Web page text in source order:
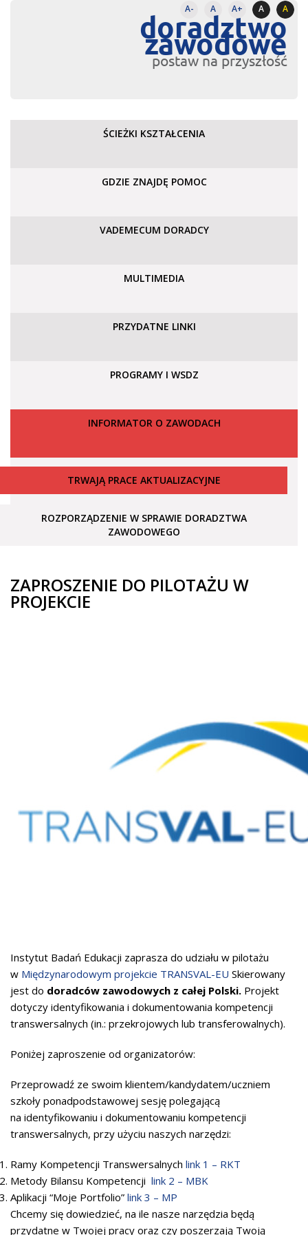
A- A A+ A A
doradztwo
zawodowe
postaw na przyszłość
ŚCIEŻKI KSZTAŁCENIA
GDZIE ZNAJDĘ POMOC
VADEMECUM DORADCY
MULTIMEDIA
PRZYDATNE LINKI
PROGRAMY I WSDZ
INFORMATOR O ZAWODACH
TRWAJĄ PRACE AKTUALIZACYJNE
ROZPORZĄDZENIE W SPRAWIE DORADZTWA
ZAWODOWEGO
ZAPROSZENIE DO PILOTAŻU W
PROJEKCIE
Instytut Badań Edukacji zaprasza do udziału w pilotażu
w Międzynarodowym projekcie TRANSVAL-EU Skierowany
jest do doradców zawodowych z całej Polski. Projekt
dotyczy identyfikowania i dokumentowania kompetencji
transwersalnych (in.: przekrojowych lub transferowalnych).
Poniżej zaproszenie od organizatorów:
Przeprowadź ze swoim klientem/kandydatem/uczniem
szkoły ponadpodstawowej sesję polegającą
na identyfikowaniu i dokumentowaniu kompetencji
transwersalnych, przy użyciu naszych narzędzi:
Ramy Kompetencji Transwersalnych link 1 – RKT
Metody Bilansu Kompetencji link 2 – MBK
Aplikacji “Moje Portfolio” link 3 – MP
Chcemy się dowiedzieć, na ile nasze narzędzia będą
przydatne w Twojej pracy oraz czy poszerzają Twoją